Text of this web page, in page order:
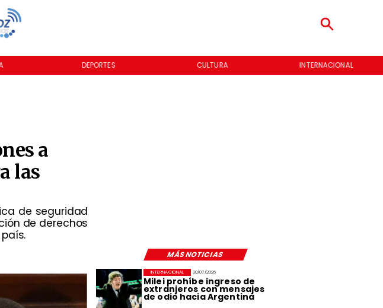
DEPORTES CULTURA INTERNACIONAL
a
las
de seguridad
de derechos
MÁS NOTICIAS
30/07/2026
Milei prohíbe ingreso de
extranjeros con mensajes
de odio hacia Argentina
INTERNACIONAL